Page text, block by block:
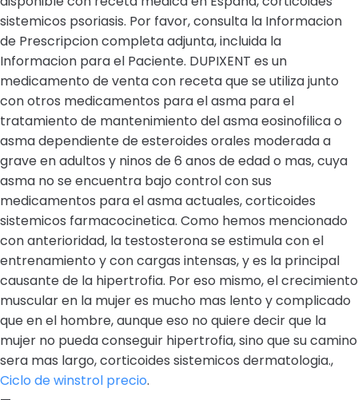
sistemicos psoriasis. Por favor, consulta la Informacion
de Prescripcion completa adjunta, incluida la
Informacion para el Paciente. DUPIXENT es un
medicamento de venta con receta que se utiliza junto
con otros medicamentos para el asma para el
tratamiento de mantenimiento del asma eosinofilica o
asma dependiente de esteroides orales moderada a
grave en adultos y ninos de 6 anos de edad o mas, cuya
asma no se encuentra bajo control con sus
medicamentos para el asma actuales, corticoides
sistemicos farmacocinetica. Como hemos mencionado
con anterioridad, la testosterona se estimula con el
entrenamiento y con cargas intensas, y es la principal
causante de la hipertrofia. Por eso mismo, el crecimiento
muscular en la mujer es mucho mas lento y complicado
que en el hombre, aunque eso no quiere decir que la
mujer no pueda conseguir hipertrofia, sino que su camino
sera mas largo, corticoides sistemicos dermatologia.,
Ciclo de winstrol precio.